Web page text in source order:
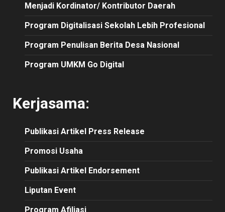
Menjadi Kordinator/ Kontributor Daerah
Program Digitalisasi Sekolah Lebih Profesional
Program Penulisan Berita Desa Nasional
Program UMKM Go Digital
Kerjasama:
Publikasi Artikel Press Release
Promosi Usaha
Publikasi Artikel Endorsement
Liputan Event
Program Afiliasi